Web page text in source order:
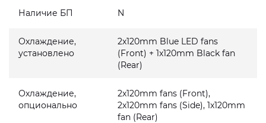
Наличие БП N
Охлаждение,
установлено
2x120mm Blue LED fans
(Front) + 1x120mm Black fan
(Rear)
Охлаждение,
опционально
2x120mm fans (Front),
2x120mm fans (Side), 1x120mm
fan (Rear)